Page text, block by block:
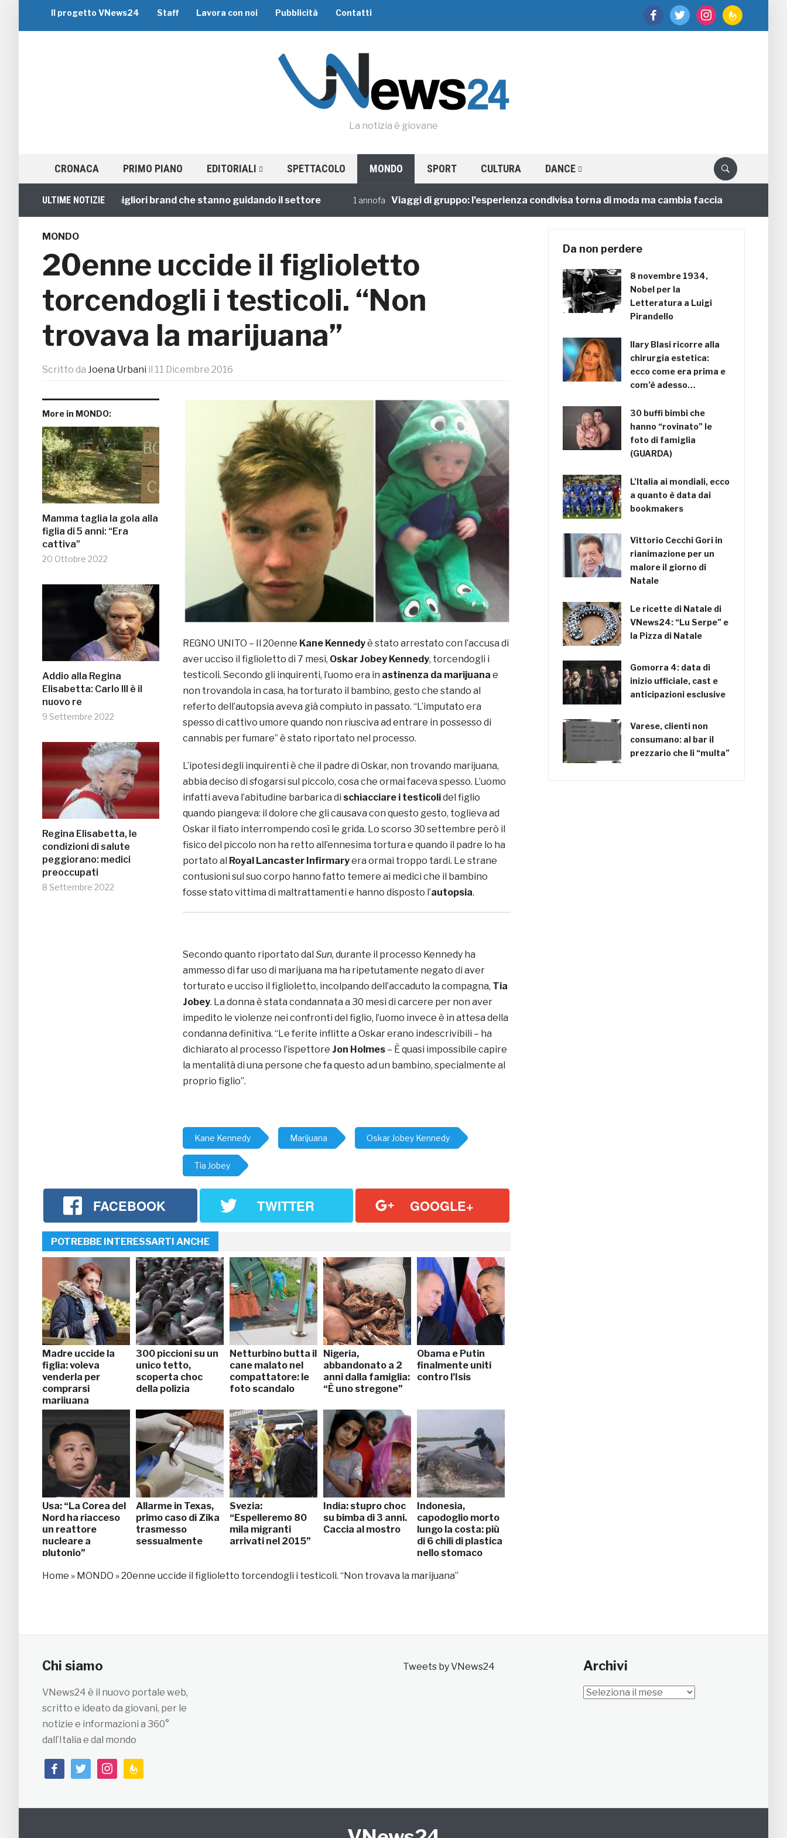
facebooktwitter instagramfeedburner
Il progetto VNews24 Staff Lavora con noi Pubblicità Contatti
La notizia è giovane
CRONACA PRIMO PIANO EDITORIALI SPETTACOLO MONDO SPORT CULTURA DANCE
ULTIME NOTIZIE
di Gruppo: i 5 migliori brand che stanno guidando il settore 1 annofa Viaggi di gruppo: l’esperienza condivisa torna di moda ma cambia faccia
MONDO
20enne uccide il figlioletto
torcendogli i testicoli. “Non
trovava la marijuana”
Scritto da Joena Urbani il 11 Dicembre 2016
More in MONDO:
Mamma taglia la gola alla
figlia di 5 anni: “Era
cattiva”
20 Ottobre 2022
Addio alla Regina
Elisabetta: Carlo III è il
nuovo re
9 Settembre 2022
Regina Elisabetta, le
condizioni di salute
peggiorano: medici
preoccupati
8 Settembre 2022
REGNO UNITO – Il 20enne Kane Kennedyè stato arrestato con l’accusa di
aver ucciso il figlioletto di 7 mesi, Oskar Jobey Kennedy, torcendogli i
testicoli. Secondo gli inquirenti, l’uomo era in astinenza da marijuana e
non trovandola in casa, ha torturato il bambino, gesto che stando al
referto dell’autopsia aveva già compiuto in passato. “L’imputato era
spesso di cattivo umore quando non riusciva ad entrare in possesso di
cannabis per fumare” è stato riportato nel processo.
L’ipotesi degli inquirenti è che il padre di Oskar, non trovando marijuana,
abbia deciso di sfogarsi sul piccolo, cosa che ormai faceva spesso. L’uomo
infatti aveva l’abitudine barbarica di schiacciare i testicolidel figlio
quando piangeva: il dolore che gli causava con questo gesto, toglieva ad
Oskar il fiato interrompendo così le grida. Lo scorso 30 settembre però il
fisico del piccolo non ha retto all’ennesima tortura e quando il padre lo ha
portato al Royal Lancaster Infirmaryera ormai troppo tardi. Le strane
contusioni sul suo corpo hanno fatto temere ai medici che il bambino
fosse stato vittima di maltrattamenti e hanno disposto l’autopsia.
Secondo quanto riportato dal Sun, durante il processo Kennedy ha
ammesso di far uso di marijuana ma ha ripetutamente negato di aver
torturato e ucciso il figlioletto, incolpando dell’accaduto la compagna, Tia
Jobey. La donna è stata condannata a 30 mesi di carcere per non aver
impedito le violenze nei confronti del figlio, l’uomo invece è in attesa della
condanna definitiva. “Le ferite inflitte a Oskar erano indescrivibili – ha
dichiarato al processo l’ispettore Jon Holmes – È quasi impossibile capire
la mentalità di una persone che fa questo ad un bambino, specialmente al
proprio figlio”.
Kane Kennedy Marijuana Oskar Jobey Kennedy
Tia Jobey
FACEBOOK TWITTER GOOGLE+
POTREBBE INTERESSARTI ANCHE
Madre uccide la
figlia: voleva
venderla per
comprarsi
marijuana
300 piccioni su un
unico tetto,
scoperta choc
della polizia
Netturbino butta il
cane malato nel
compattatore: le
foto scandalo
Nigeria,
abbandonato a 2
anni dalla famiglia:
“È uno stregone”
Obama e Putin
finalmente uniti
contro l’Isis
Usa: “La Corea del
Nord ha riacceso
un reattore
nucleare a
plutonio”
Allarme in Texas,
primo caso di Zika
trasmesso
sessualmente
Svezia:
“Espelleremo 80
mila migranti
arrivati nel 2015”
India: stupro choc
su bimba di 3 anni.
Caccia al mostro
Indonesia,
capodoglio morto
lungo la costa: più
di 6 chili di plastica
nello stomaco
Home » MONDO »20enne uccide il figlioletto torcendogli i testicoli. “Non trovava la marijuana”
Da non perdere
8 novembre 1934,
Nobel per la
Letteratura a Luigi
Pirandello
Ilary Blasi ricorre alla
chirurgia estetica:
ecco come era prima e
com’è adesso…
30 buffi bimbi che
hanno “rovinato” le
foto di famiglia
(GUARDA)
L’Italia ai mondiali, ecco
a quanto è data dai
bookmakers
Vittorio Cecchi Gori in
rianimazione per un
malore il giorno di
Natale
Le ricette di Natale di
VNews24: “Lu Serpe” e
la Pizza di Natale
Gomorra 4: data di
inizio ufficiale, cast e
anticipazioni esclusive
Varese, clienti non
consumano: al bar il
prezzario che li “multa”
Chi siamo
VNews24 è il nuovo portale web,
scritto e ideato da giovani, per le
notizie e informazioni a 360°
dall’Italia e dal mondo
facebooktwitterinstagramfeedburner
Tweets by VNews24 Archivi
Archivi